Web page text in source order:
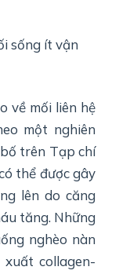
sống ít vận
về mối liên hệ
một nghiên
trên Tạp chí
thể được gây
lên do căng
tăng. Những
nghèo nàn
collagen-